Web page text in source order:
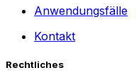
Anwendungsfälle
Kontakt
Rechtliches